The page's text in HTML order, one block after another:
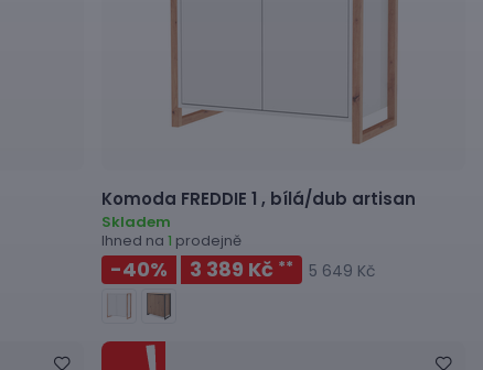
Komoda FREDDIE 1 , bílá/dub artisan
Skladem
Ihned na 1 prodejně
-40% 3 389 Kč ** 5 649 Kč